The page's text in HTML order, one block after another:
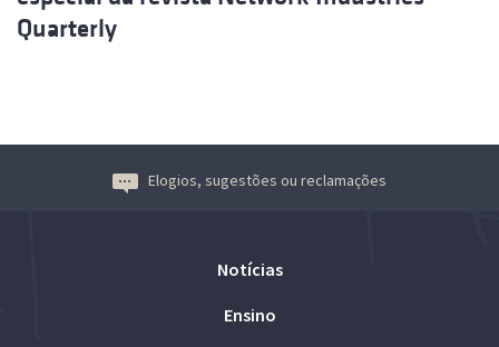
Quarterly
Elogios, sugestões ou reclamações
Notícias
Ensino